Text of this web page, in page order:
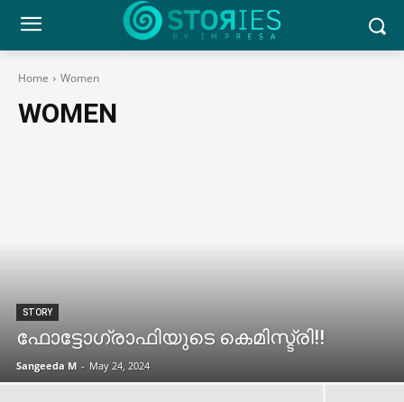
Home Women
WOMEN
STORY
ഫോട്ടോഗ്രാഫിയുടെ കെമിസ്ട്രി!!
Sangeeda M - May 24, 2024